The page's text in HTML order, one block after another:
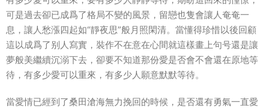
可是過去卻已成爲了格局不變的風景，留戀也隻會讓人奄奄一
息，讓人愁漲四起如“靜夜思”般月照閑清。當懂得珍惜以後回顧
這以成爲了别人寫實，裝作不在意在心間就這樣畫上句号還是讓
夢般美繼續沉溺下去，卻要不知道那份愛是否會不會還在原地等
待，有多少愛可以重來，有多少人願意默默等待。
當愛情已經到了桑田滄海無力挽回的時候，是否還有勇氣一直愛